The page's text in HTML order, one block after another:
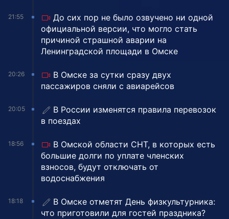
21:55
До сих пор не было озвучено ни одной
официальной версии, что могло стать
причиной страшной аварии на
Ленинградской площади в Омске
20:26
В Омске за сутки сразу двух
пассажиров сняли с авиарейсов
20:05
В России изменятся правила перевозок
в поездах
18:56
В Омской области СНТ, в которых есть
большие долги по уплате членских
взносов, будут отключать от
водоснабжения
18:18
В Омске отметят День физкультурника:
что приготовили для гостей праздника?